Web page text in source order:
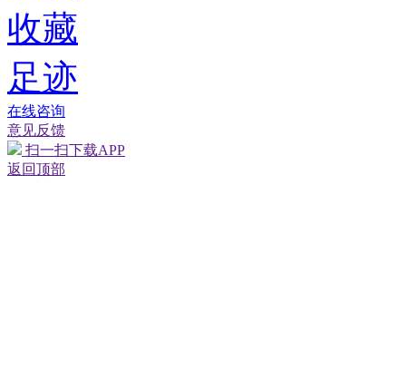
收藏
足迹
在线咨询
意见反馈
扫一扫下载APP
返回顶部